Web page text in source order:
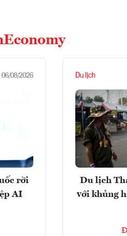
08/2026
rời
AI
Du lịch
Du lịch
với khủng